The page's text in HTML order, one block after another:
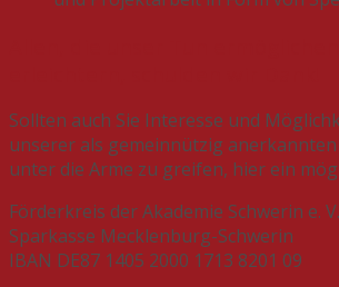
Sollten auch Sie Interesse und
unserer als gemeinnützig
unter die Arme zu greifen, hier ein
Förderkreis der Akademie Schwerin e.
Sparkasse Mecklenburg-Schwerin
IBAN DE87 1405 2000 1713 8201 09